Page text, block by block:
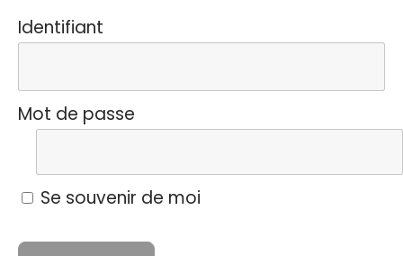
Identifiant
Mot de passe
Se souvenir de moi